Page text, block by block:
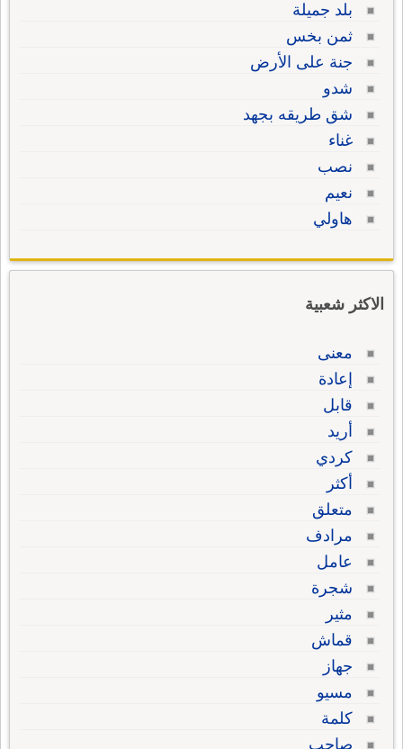
بلد جميلة
ثمن بخس
جنة على الأرض
شدو
شق طريقه بجهد
غناء
نصب
نعيم
هاولي
الاكثر شعبية
معنى
إعادة
قابل
أريد
كردي
أكثر
متعلق
مرادف
عامل
شجرة
مثير
قماش
جهاز
مسيو
كلمة
صاحب